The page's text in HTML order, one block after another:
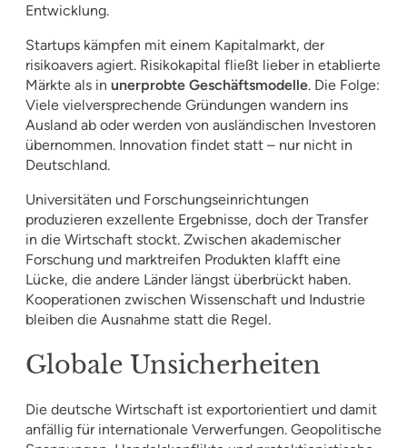
Entwicklung.
Startups kämpfen mit einem Kapitalmarkt, der
risikoavers agiert. Risikokapital fließt lieber in etablierte
Märkte als in unerprobte Geschäftsmodelle. Die Folge:
Viele vielversprechende Gründungen wandern ins
Ausland ab oder werden von ausländischen Investoren
übernommen. Innovation findet statt – nur nicht in
Deutschland.
Universitäten und Forschungseinrichtungen
produzieren exzellente Ergebnisse, doch der Transfer
in die Wirtschaft stockt. Zwischen akademischer
Forschung und marktreifen Produkten klafft eine
Lücke, die andere Länder längst überbrückt haben.
Kooperationen zwischen Wissenschaft und Industrie
bleiben die Ausnahme statt die Regel.
Globale Unsicherheiten
Die deutsche Wirtschaft ist exportorientiert und damit
anfällig für internationale Verwerfungen. Geopolitische